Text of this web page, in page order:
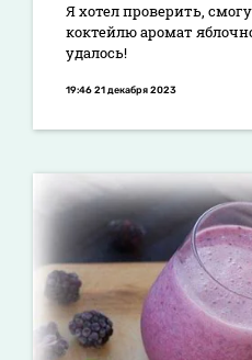
Я хотел проверить,
коктейлю аромат
удалось!
19:46 21 декабря 2023